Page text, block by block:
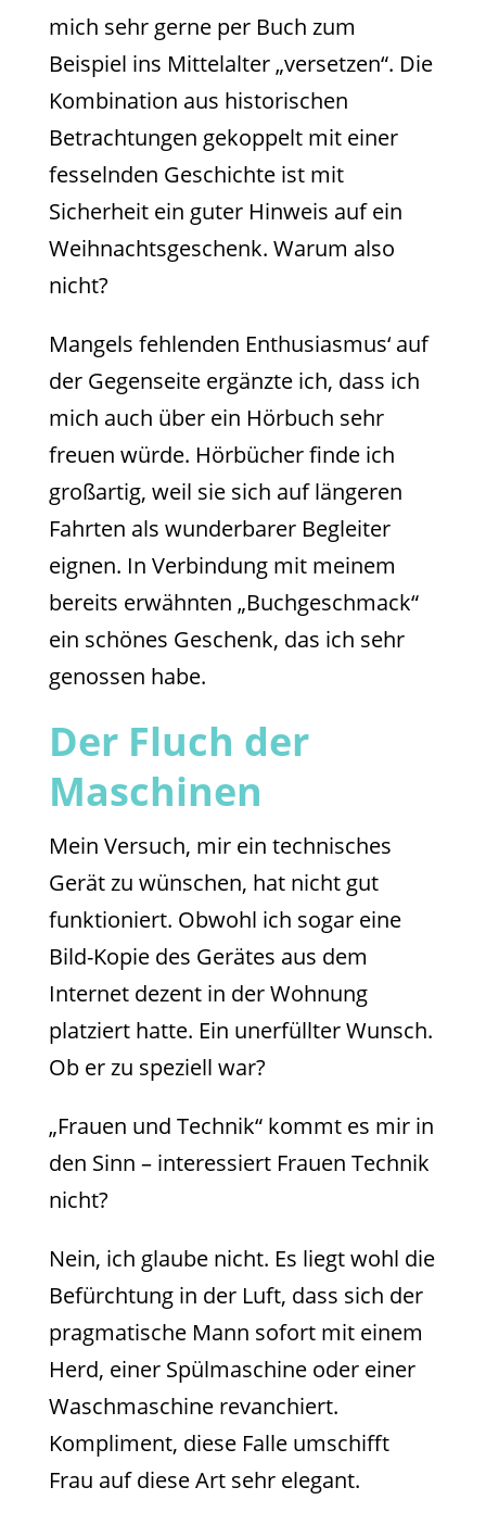
mich sehr gerne per Buch zum
Beispiel ins Mittelalter „versetzen“. Die
Kombination aus historischen
Betrachtungen gekoppelt mit einer
fesselnden Geschichte ist mit
Sicherheit ein guter Hinweis auf ein
Weihnachtsgeschenk. Warum also
nicht?
Mangels fehlenden Enthusiasmus‘ auf
der Gegenseite ergänzte ich, dass ich
mich auch über ein Hörbuch sehr
freuen würde. Hörbücher finde ich
großartig, weil sie sich auf längeren
Fahrten als wunderbarer Begleiter
eignen. In Verbindung mit meinem
bereits erwähnten „Buchgeschmack“
ein schönes Geschenk, das ich sehr
genossen habe.
Der Fluch der
Maschinen
Mein Versuch, mir ein technisches
Gerät zu wünschen, hat nicht gut
funktioniert. Obwohl ich sogar eine
Bild-Kopie des Gerätes aus dem
Internet dezent in der Wohnung
platziert hatte. Ein unerfüllter Wunsch.
Ob er zu speziell war?
„Frauen und Technik“ kommt es mir in
den Sinn – interessiert Frauen Technik
nicht?
Nein, ich glaube nicht. Es liegt wohl die
Befürchtung in der Luft, dass sich der
pragmatische Mann sofort mit einem
Herd, einer Spülmaschine oder einer
Waschmaschine revanchiert.
Kompliment, diese Falle umschifft
Frau auf diese Art sehr elegant.